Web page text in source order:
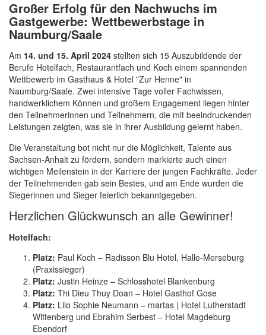
Großer Erfolg für den Nachwuchs im
Gastgewerbe: Wettbewerbstage in
Naumburg/Saale
Am 14. und 15. April 2024 stellten sich 15 Auszubildende der
Berufe Hotelfach, Restaurantfach und Koch einem spannenden
Wettbewerb im Gasthaus & Hotel "Zur Henne" in
Naumburg/Saale. Zwei intensive Tage voller Fachwissen,
handwerklichem Können und großem Engagement liegen hinter
den Teilnehmerinnen und Teilnehmern, die mit beeindruckenden
Leistungen zeigten, was sie in ihrer Ausbildung gelernt haben.
Die Veranstaltung bot nicht nur die Möglichkeit, Talente aus
Sachsen-Anhalt zu fördern, sondern markierte auch einen
wichtigen Meilenstein in der Karriere der jungen Fachkräfte. Jeder
der Teilnehmenden gab sein Bestes, und am Ende wurden die
Siegerinnen und Sieger feierlich bekanntgegeben.
Herzlichen Glückwunsch an alle Gewinner!
Hotelfach:
Platz: Paul Koch – Radisson Blu Hotel, Halle-Merseburg
(Praxissieger)
Platz: Justin Heinze – Schlosshotel Blankenburg
Platz: Thi Dieu Thuy Doan – Hotel Gasthof Gose
Platz: Lilo Sophie Neumann – martas | Hotel Lutherstadt
Wittenberg und Ebrahim Serbest – Hotel Magdeburg
Ebendorf